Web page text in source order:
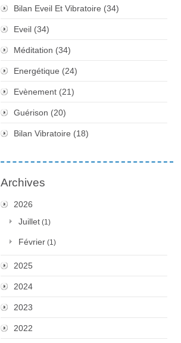
Bilan Eveil Et Vibratoire (34)
Eveil (34)
Méditation (34)
Energétique (24)
Evènement (21)
Guérison (20)
Bilan Vibratoire (18)
Archives
2026
Juillet (1)
Février (1)
2025
2024
2023
2022